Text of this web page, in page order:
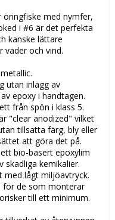
öringfiske med nymfer,
i #6 är det perfekta
kanske lättare
väder och vind.
utan inlägg av
epoxy i handtagen.
från spön i klass 5.
"clear anodized" vilket
tillsatta färg, bly eller
att göra det på.
bio-basert epoxylim
skadliga kemikalier.
med lågt miljöavtryck.
för de som monterar
till ett minimum.